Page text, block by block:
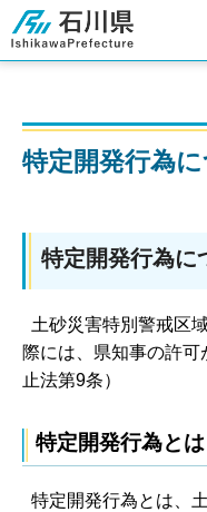
石川県
特定開発行為
特定開発行為に
土砂災害特別警戒区
際には、県知事の許
止法第9条）
特定開発行為とは
特定開発行為とは、